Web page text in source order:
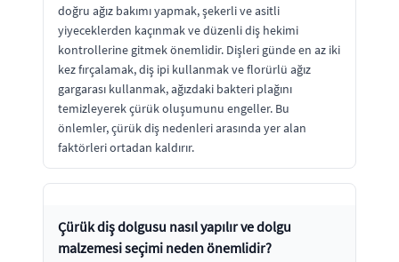
doğru ağız bakımı yapmak, şekerli ve asitli
yiyeceklerden kaçınmak ve düzenli diş hekimi
kontrollerine gitmek önemlidir. Dişleri günde en az iki
kez fırçalamak, diş ipi kullanmak ve florürlü ağız
gargarası kullanmak, ağızdaki bakteri plağını
temizleyerek çürük oluşumunu engeller. Bu
önlemler, çürük diş nedenleri arasında yer alan
faktörleri ortadan kaldırır.
Çürük diş dolgusu nasıl yapılır ve dolgu
malzemesi seçimi neden önemlidir?